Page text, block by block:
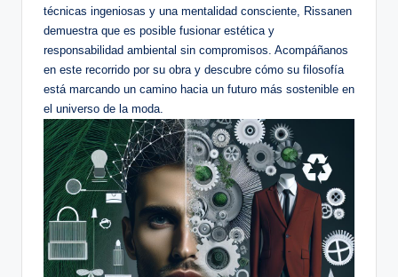
técnicas ingeniosas y una mentalidad consciente, Rissanen
demuestra que es posible fusionar estética y
responsabilidad ambiental sin compromisos. Acompáñanos
en este recorrido por su obra y descubre cómo su filosofía
está marcando un camino hacia un futuro más sostenible en
el universo de la moda.